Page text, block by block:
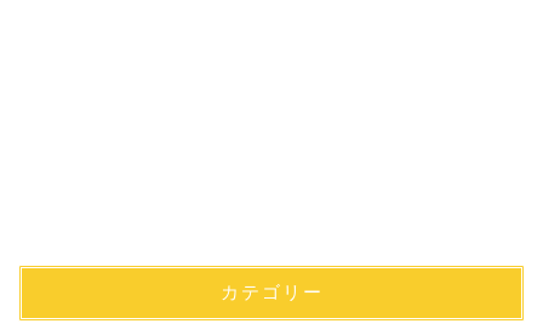
カテゴリー